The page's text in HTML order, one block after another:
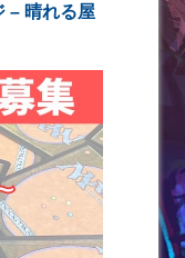
– 晴れる屋